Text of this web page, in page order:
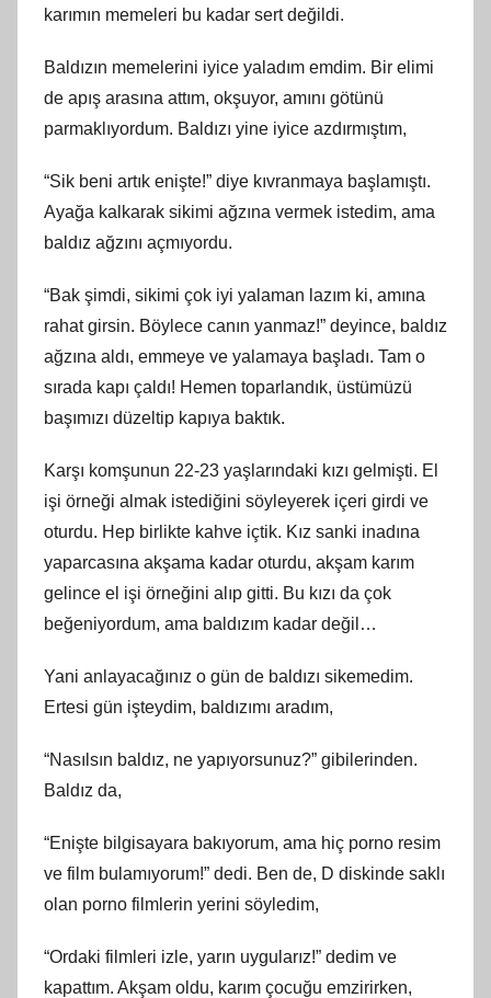
karımın memeleri bu kadar sert değildi.
Baldızın memelerini iyice yaladım emdim. Bir elimi
de apış arasına attım, okşuyor, amını götünü
parmaklıyordum. Baldızı yine iyice azdırmıştım,
“Sik beni artık enişte!” diye kıvranmaya başlamıştı.
Ayağa kalkarak sikimi ağzına vermek istedim, ama
baldız ağzını açmıyordu.
“Bak şimdi, sikimi çok iyi yalaman lazım ki, amına
rahat girsin. Böylece canın yanmaz!” deyince, baldız
ağzına aldı, emmeye ve yalamaya başladı. Tam o
sırada kapı çaldı! Hemen toparlandık, üstümüzü
başımızı düzeltip kapıya baktık.
Karşı komşunun 22-23 yaşlarındaki kızı gelmişti. El
işi örneği almak istediğini söyleyerek içeri girdi ve
oturdu. Hep birlikte kahve içtik. Kız sanki inadına
yaparcasına akşama kadar oturdu, akşam karım
gelince el işi örneğini alıp gitti. Bu kızı da çok
beğeniyordum, ama baldızım kadar değil…
Yani anlayacağınız o gün de baldızı sikemedim.
Ertesi gün işteydim, baldızımı aradım,
“Nasılsın baldız, ne yapıyorsunuz?” gibilerinden.
Baldız da,
“Enişte bilgisayara bakıyorum, ama hiç porno resim
ve film bulamıyorum!” dedi. Ben de, D diskinde saklı
olan porno filmlerin yerini söyledim,
“Ordaki filmleri izle, yarın uygularız!” dedim ve
kapattım. Akşam oldu, karım çocuğu emzirirken,